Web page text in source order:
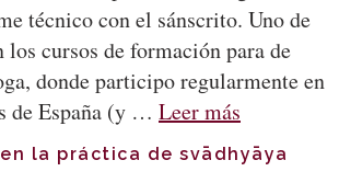
técnico con el sánscrito. Uno de
los cursos de formación para de
donde participo regularmente en
de España (y … Leer más
la práctica de svādhyāya